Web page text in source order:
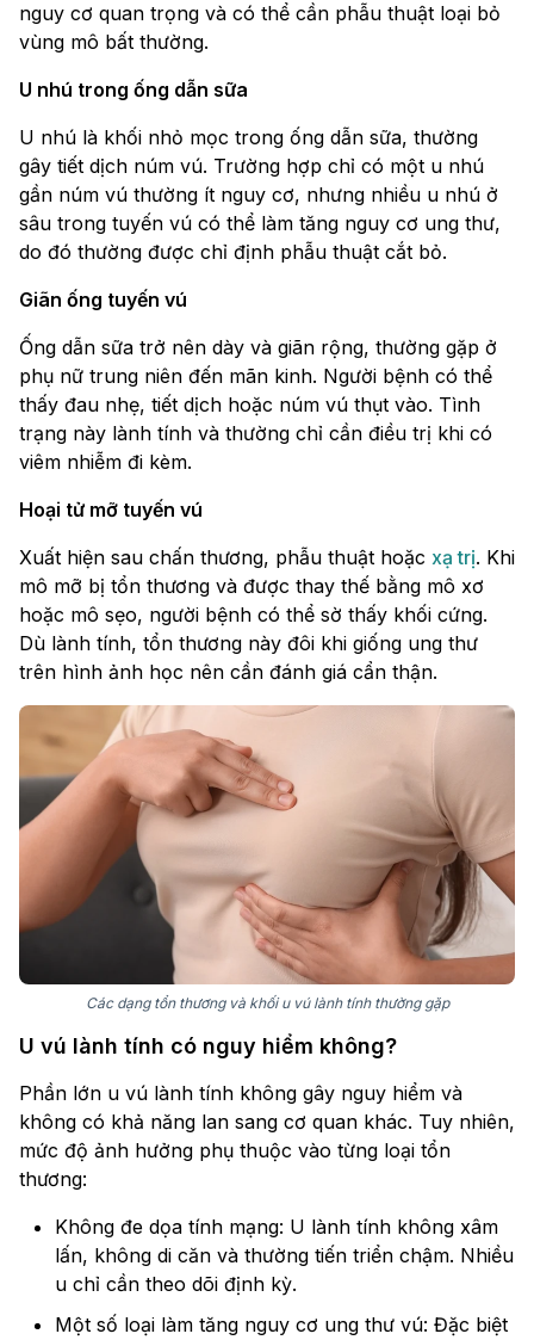
nguy cơ quan trọng và có thể cần phẫu thuật loại bỏ
vùng mô bất thường.
U nhú trong ống dẫn sữa
U nhú là khối nhỏ mọc trong ống dẫn sữa, thường
gây tiết dịch núm vú. Trường hợp chỉ có một u nhú
gần núm vú thường ít nguy cơ, nhưng nhiều u nhú ở
sâu trong tuyến vú có thể làm tăng nguy cơ ung thư,
do đó thường được chỉ định phẫu thuật cắt bỏ.
Giãn ống tuyến vú
Ống dẫn sữa trở nên dày và giãn rộng, thường gặp ở
phụ nữ trung niên đến mãn kinh. Người bệnh có thể
thấy đau nhẹ, tiết dịch hoặc núm vú thụt vào. Tình
trạng này lành tính và thường chỉ cần điều trị khi có
viêm nhiễm đi kèm.
Hoại tử mỡ tuyến vú
Xuất hiện sau chấn thương, phẫu thuật hoặc xạ trị. Khi
mô mỡ bị tổn thương và được thay thế bằng mô xơ
hoặc mô sẹo, người bệnh có thể sờ thấy khối cứng.
Dù lành tính, tổn thương này đôi khi giống ung thư
trên hình ảnh học nên cần đánh giá cẩn thận.
Các dạng tổn thương và khối u vú lành tính thường gặp
U vú lành tính có nguy hiểm không?
Phần lớn u vú lành tính không gây nguy hiểm và
không có khả năng lan sang cơ quan khác. Tuy nhiên,
mức độ ảnh hưởng phụ thuộc vào từng loại tổn
thương:
Không đe dọa tính mạng: U lành tính không xâm
lấn, không di căn và thường tiến triển chậm. Nhiều
u chỉ cần theo dõi định kỳ.
Một số loại làm tăng nguy cơ ung thư vú: Đặc biệt